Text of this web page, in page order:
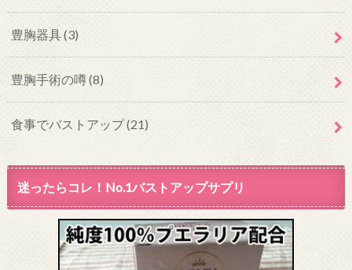
豊胸器具(3)
豊胸手術の噂(8)
食事でバストアップ(21)
迷ったらコレ！No.1バストアップサプリ